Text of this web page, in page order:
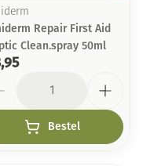
Repair First Aid
Clean.spray 50ml
Bestel